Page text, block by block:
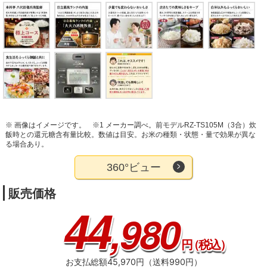
※ 画像はイメージです。
※1 メーカー調べ。前モデルRZ-TS105M（3合）炊
飯時との還元糖含有量比較。数値は目安。お米の種類・状態・量で効果が異な
る場合あり。
360°ビュー
販売価格
44,980円（税込）
お支払総額45,970円（送料990円）